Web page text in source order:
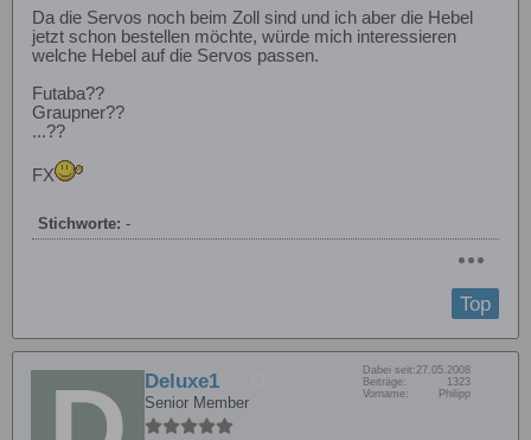
Da die Servos noch beim Zoll sind und ich aber die Hebel
jetzt schon bestellen möchte, würde mich interessieren
welche Hebel auf die Servos passen.
Futaba??
Graupner??
...??
FX
Stichworte: -
Top
Deluxe1
Senior Member
Dabei seit: 27.05.2008
Beiträge:
1323
Vorname:
Philipp